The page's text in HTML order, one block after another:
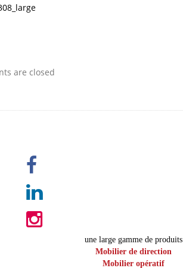
are closed
une large gamme de produits
Mobilier de direction
Mobilier opératif